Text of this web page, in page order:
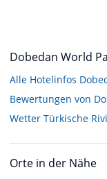
Dobedan World
Alle Hotelinfos
Bewertungen von
Wetter Türkische
Orte in der Nähe